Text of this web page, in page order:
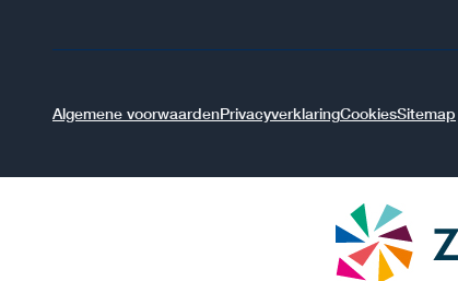
Algemene voorwaardenPrivacyverklaringCookiesSitemap